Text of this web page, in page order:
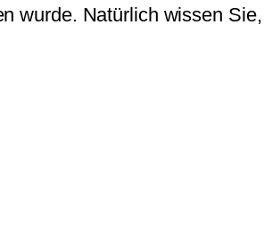
wurde. Natürlich wissen